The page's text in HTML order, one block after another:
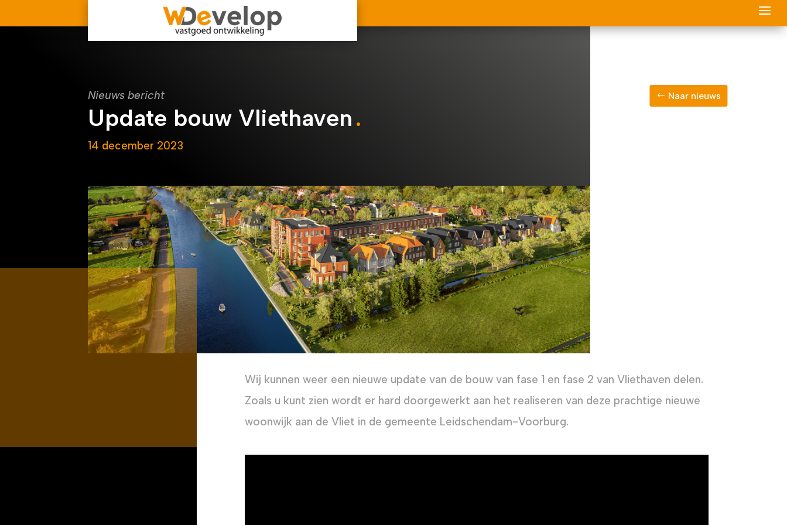
Nieuws bericht
Update bouw Vliethaven
14 december 2023
Naar nieuws
Wij kunnen weer een nieuwe update van de bouw van fase 1 en fase 2 van Vliethaven delen.
Zoals u kunt zien wordt er hard doorgewerkt aan het realiseren van deze prachtige nieuwe
woonwijk aan de Vliet in de gemeente Leidschendam-Voorburg.